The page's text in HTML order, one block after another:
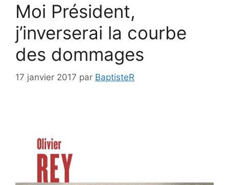
Moi Président,
j’inverserai la courbe
des dommages
17 janvier 2017 par BaptisteR